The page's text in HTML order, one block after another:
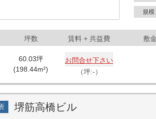
規模
坪数 賃料 + 共益費 敷
60.03坪
(198.44m²)
お問合せ下さい
（坪:-）
堺筋高橋ビル